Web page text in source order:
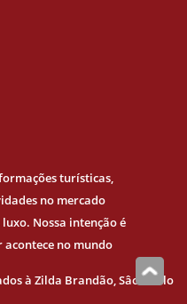
turísticas,
no mercado
Nossa intenção é
acontece no mundo
à Zilda Brandão, Sâo Paulo